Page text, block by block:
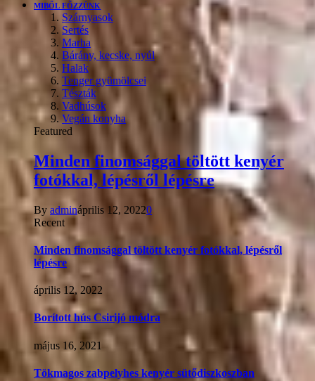
MIBŐL FŐZZÜNK
Szárnyasok
Sertés
Marha
Bárány, kecske, nyúl
Halak
Tenger gyümölcsei
Tészták
Vadhúsok
Vegán konyha
Featured
Minden finomsággal töltött kenyér
fotókkal, lépésről lépésre
By admináprilis 12, 20220
Recent
Minden finomsággal töltött kenyér fotókkal, lépésről
lépésre
április 12, 2022
Borított hús Csirijó módra
május 16, 2021
Tökmagos zabpelyhes kenyér sütődiszkoszban